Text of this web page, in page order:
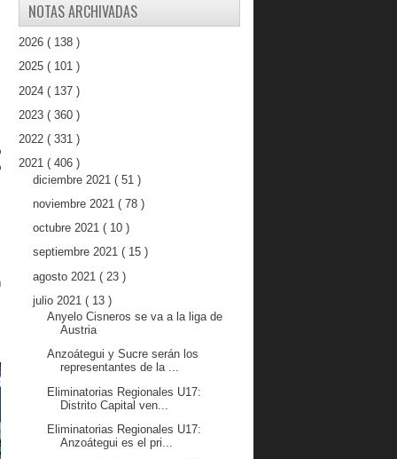
NOTAS ARCHIVADAS
2026 ( 138 )
2025 ( 101 )
2024 ( 137 )
2023 ( 360 )
2022 ( 331 )
2021 ( 406 )
diciembre 2021 ( 51 )
noviembre 2021 ( 78 )
octubre 2021 ( 10 )
septiembre 2021 ( 15 )
agosto 2021 ( 23 )
julio 2021 ( 13 )
Anyelo Cisneros se va a la liga de
Austria
Anzoátegui y Sucre serán los
representantes de la ...
Eliminatorias Regionales U17:
Distrito Capital ven...
Eliminatorias Regionales U17:
Anzoátegui es el pri...